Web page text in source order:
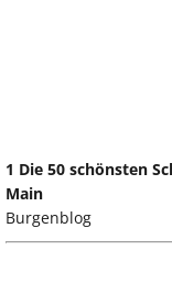
1 Die 50 schönsten
Main
Burgenblog